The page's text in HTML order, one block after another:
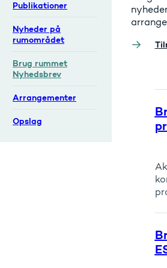
Publikationer
Nyheder på
rumområdet
Brug rummet
Nyhedsbrev
Arrangementer
Opslag